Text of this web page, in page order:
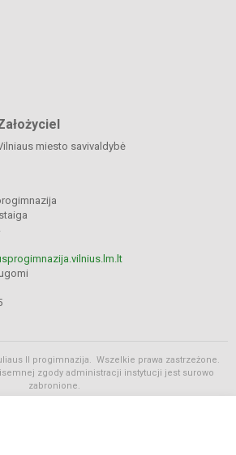
miesto savivaldybė
II progimnazija. Wszelkie prawa zastrzeżone.
zgody administracji instytucji jest surowo
zabronione.